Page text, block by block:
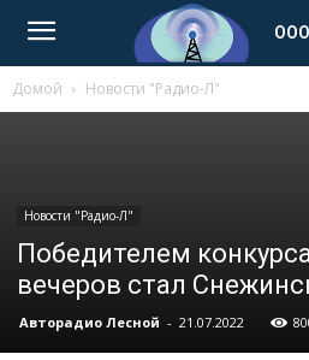
Домой Новости "Радио-Л"
Новости "Радио-Л"
Победителем
вечеров стал
Авторадио Лесной - 21.07.2022